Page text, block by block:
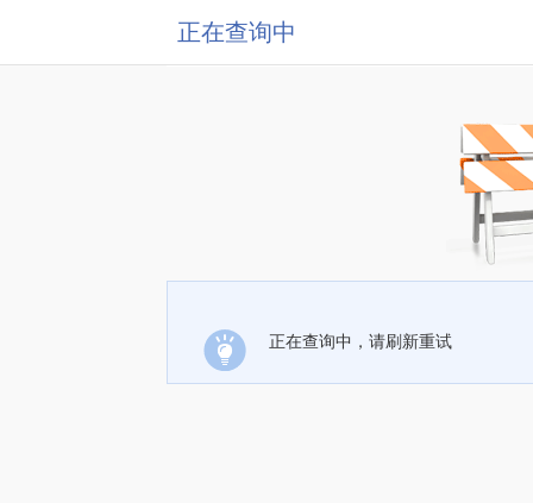
正在查询中
正在查询中，请刷新重试